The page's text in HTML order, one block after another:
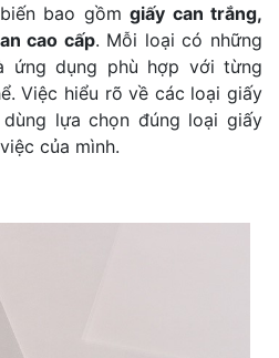
bao gồm giấy can trắng,
cao cấp. Mỗi loại có những
ứng dụng phù hợp với từng
Việc hiểu rõ về các loại giấy
lựa chọn đúng loại giấy
của mình.